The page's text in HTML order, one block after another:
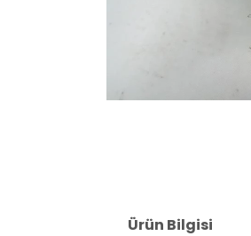
Ürün Bilgisi